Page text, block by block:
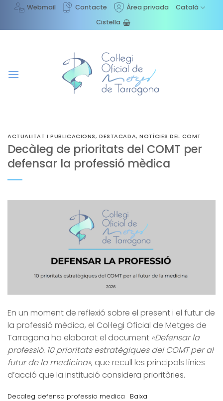
content
Webmail Contacte Àrea privada
Català
Cistella
ACTUALITAT I PUBLICACIONS,DESTACADA,NOTÍCIES DEL COMT
Decàleg de prioritats del COMT per
defensar la professió mèdica
En un moment de reflexió sobre el present i el futur de
la professió mèdica, el Col·legi Oficial de Metges de
Tarragona ha elaborat el document «Defensar la
professió. 10 prioritats estratègiques del COMT per al
futur de la medicina», que recull les principals línies
d’acció que la institució considera prioritàries.
Decaleg defensa professio medica Baixa